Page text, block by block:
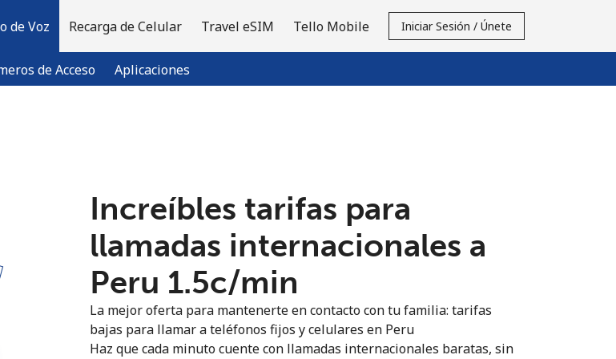
de Voz
de Acceso Aplicaciones
Recarga de Celular Travel eSIM Tello Mobile Iniciar Sesión / Únete
una cuenta? Inicia sesión →
Regístrate con
Increíbles tarifas para
llamadas internacionales a
Peru ⁦1.5c⁩/min
La mejor oferta para mantenerte en contacto con tu familia: tarifas
bajas para llamar a teléfonos fijos y celulares en Peru
Haz que cada minuto cuente con llamadas internacionales baratas, sin